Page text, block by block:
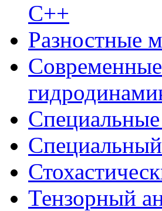
С++
Разностные
Тензорный